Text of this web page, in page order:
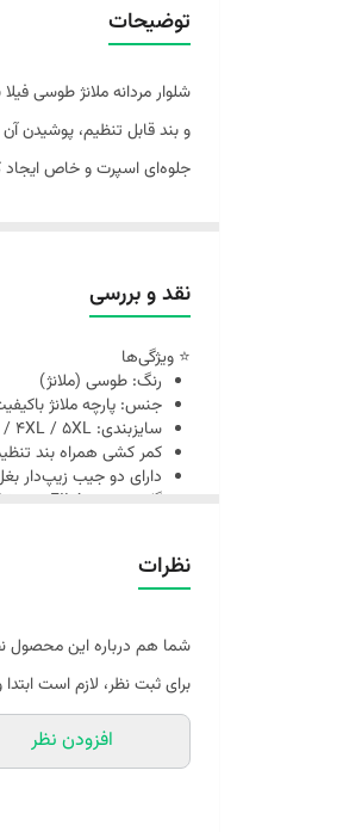
توضیحات
شلوار مردانه ملانژ طوسی
جلوه‌ای اسپرت و خاص
نقد و بررسی
⭐ ویژگی‌ها
رنگ: طوسی (ملانژ)
جنس: پارچه ملانژ
سایزبندی: 3XL / 4XL / 5XL (سایز بزرگ)
کمر کشی همراه بند
دارای دو جیب زیپ‌دار
گلدوزی برند FILA روی شلوار
نظرات
شما هم درباره این محصول
برای ثبت نظر، لازم است
افزودن نظر